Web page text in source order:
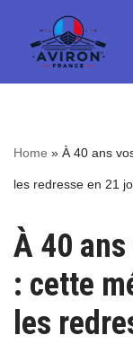
Aller
au
Home » À 40 ans
les redresse en 21
À 40
: cette
les